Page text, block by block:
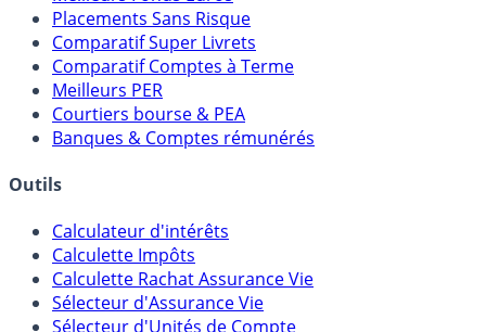
Meilleures Assurances-Vie
Meilleurs Fonds Euros
Placements Sans Risque
Comparatif Super Livrets
Comparatif Comptes à Terme
Meilleurs PER
Courtiers bourse & PEA
Banques & Comptes rémunérés
Outils
Calculateur d'intérêts
Calculette Impôts
Calculette Rachat Assurance Vie